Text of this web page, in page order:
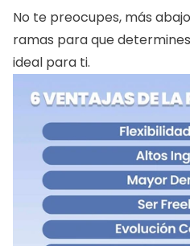
No te preocupes, más
ramas para que
ideal para ti.